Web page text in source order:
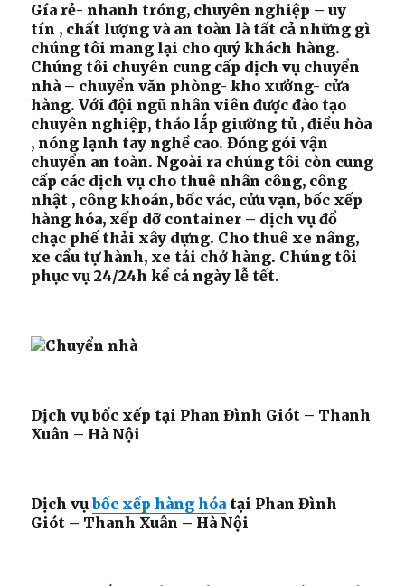
Gía rẻ- nhanh tróng, chuyên nghiệp – uy
tín , chất lượng và an toàn là tất cả những gì
chúng tôi mang lại cho quý khách hàng.
Chúng tôi chuyên cung cấp dịch vụ chuyển
nhà – chuyển văn phòng- kho xưởng- cửa
hàng. Với đội ngũ nhân viên được đào tạo
chuyên nghiệp, tháo lắp giường tủ , điều hòa
, nóng lạnh tay nghề cao. Đóng gói vận
chuyển an toàn. Ngoài ra chúng tôi còn cung
cấp các dịch vụ cho thuê nhân công, công
nhật , công khoán, bốc vác, cửu vạn, bốc xếp
hàng hóa, xếp dỡ container – dịch vụ đổ
chạc phế thải xây dựng. Cho thuê xe nâng,
xe cẩu tự hành, xe tải chở hàng. Chúng tôi
phục vụ 24/24h kể cả ngày lễ tết.
Dịch vụ bốc xếp tại Phan Đình Giót – Thanh
Xuân – Hà Nội
Dịch vụbốc xếp hàng hóa tại Phan Đình
Giót – Thanh Xuân – Hà Nội